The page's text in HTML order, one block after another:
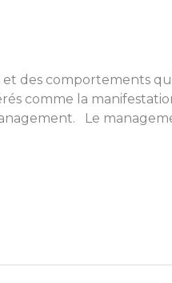
et des comportements
comme la
Le